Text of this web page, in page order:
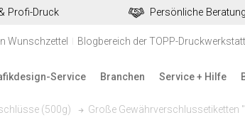
Profi-Druck Persönliche Beratung
Wunschzettel Blogbereich der TOPP-Druckwerkstatt
Service Branchen Service + Hilfe
(500g) Große Gewährverschlussetiketten